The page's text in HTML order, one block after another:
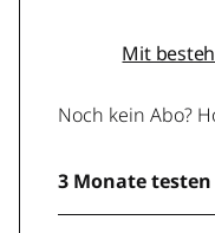
Mit
Noch kein Abo?
3 Monate